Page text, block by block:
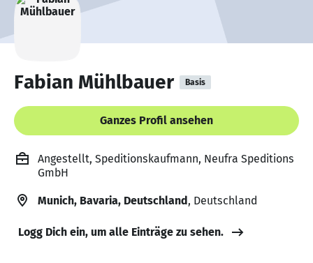
Fabian Mühlbauer Basis
Ganzes Profil ansehen
Angestellt, Speditionskaufmann, Neufra Speditions
GmbH
Munich, Bavaria, Deutschland, Deutschland
Logg Dich ein, um alle Einträge zu sehen.